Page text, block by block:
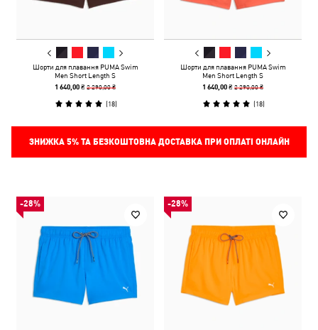
Шорти для плавання PUMA Swim
Men Short Length S
1 640,00 ₴2 290,00 ₴
(18)
Шорти для плавання PUMA Swim
Men Short Length S
1 640,00 ₴2 290,00 ₴
(18)
ЗНИЖКА 5%ТА БЕЗКОШТОВНА ДОСТАВКА ПРИ ОПЛАТІ ОНЛАЙН
-28% -28%